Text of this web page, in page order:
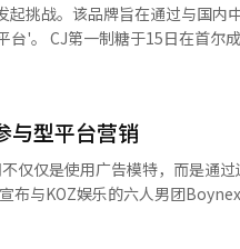
挑战。该品牌旨在通过与国内
具博物
未来规划集团负责人李善浩及
设计成传统陶罐的瓶形，视觉上
品。 '자리文倍酒24'基于国家非
的口感和香气。'자리甘茨24'则
配
与型平台营销
仅仅是使用广告模特，而是通